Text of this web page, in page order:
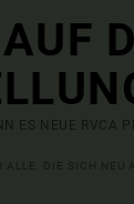
ES NEUE RVCA